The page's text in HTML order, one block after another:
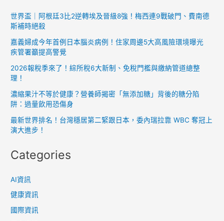
世界盃｜阿根廷3比2逆轉埃及晉級8強！梅西連9戰破門、費南德
斯補時絕殺
嘉義婦成今年首例日本腦炎病例！住家周邊5大高風險環境曝光
疾管署籲提高警覺
2026報稅季來了！綜所稅6大新制、免稅門檻與繳納管道總整
理！
濃縮果汁不等於健康？營養師揭密「無添加糖」背後的糖分陷
阱：過量飲用恐傷身
最新世界排名！台灣穩居第二緊跟日本，委內瑞拉靠 WBC 奪冠上
演大進步！
Categories
AI資訊
健康資訊
國際資訊